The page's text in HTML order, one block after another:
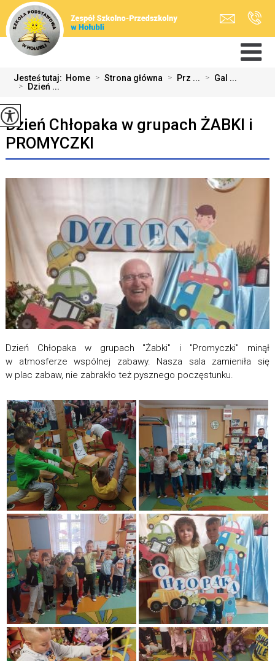
Jesteś tutaj: Home > Strona główna > Prz ... > Gal ...
> Dzień ...
Dzień Chłopaka w grupach ŻABKI i
PROMYCZKI
Dzień Chłopaka w grupach "Żabki" i "Promyczki" minął
w atmosferze wspólnej zabawy. Nasza sala zamieniła się
w plac zabaw, nie zabrakło też pysznego poczęstunku.